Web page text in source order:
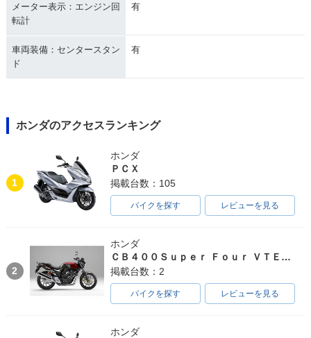
メーター表示：エンジン回
転計
有
車両装備：センタースタン
ド
有
ホンダのアクセスランキング
1
ホンダ
ＰＣＸ
掲載台数：105
バイクを探す レビューを見る
2
ホンダ
ＣＢ４００Ｓｕｐｅｒ Ｆｏｕｒ ＶＴＥＣ ＳＰＥＣ３
掲載台数：2
バイクを探す レビューを見る
ホンダ